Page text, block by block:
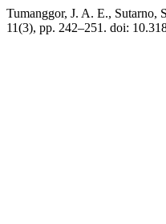
Tumanggor, J. A. E., Sutarno,
11(3), pp. 242–251. doi: